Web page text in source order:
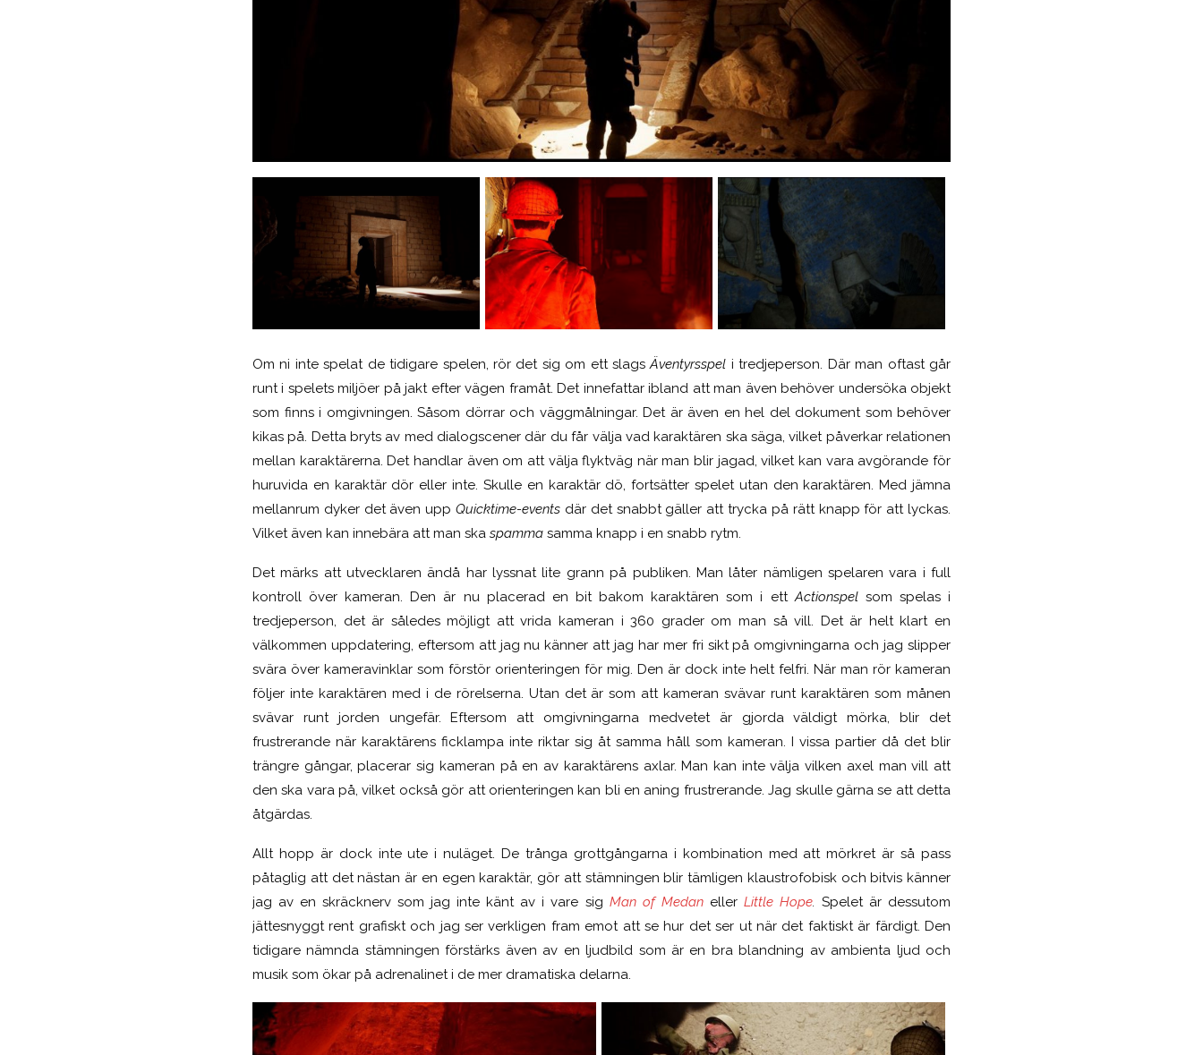
Om ni inte spelat de tidigare spelen, rör det sig om ett slagsÄventyrsspel i tredjeperson. Där man oftast går
runt i spelets miljöer på jakt efter vägen framåt. Det innefattar ibland att man även behöver undersöka objekt
som finns i omgivningen. Såsom dörrar och väggmålningar. Det är även en hel del dokument som behöver
kikas på. Detta bryts av med dialogscener där du får välja vad karaktären ska säga, vilket påverkar relationen
mellan karaktärerna. Det handlar även om att välja flyktväg när man blir jagad, vilket kan vara avgörande för
huruvida en karaktär dör eller inte. Skulle en karaktär dö, fortsätter spelet utan den karaktären. Med jämna
mellanrum dyker det även uppQuicktime-events där det snabbt gäller att trycka på rätt knapp för att lyckas.
Vilket även kan innebära att man ska spamma samma knapp i en snabb rytm.
Det märks att utvecklaren ändå har lyssnat lite grann på publiken. Man låter nämligen spelaren vara i full
kontroll över kameran. Den är nu placerad en bit bakom karaktären som i ettActionspel som spelas i
tredjeperson, det är således möjligt att vrida kameran i 360 grader om man så vill. Det är helt klart en
välkommen uppdatering, eftersom att jag nu känner att jag har mer fri sikt på omgivningarna och jag slipper
svära över kameravinklar som förstör orienteringen för mig. Den är dock inte helt felfri. När man rör kameran
följer inte karaktären med i de rörelserna. Utan det är som att kameran svävar runt karaktären som månen
svävar runt jorden ungefär. Eftersom att omgivningarna medvetet är gjorda väldigt mörka, blir det
frustrerande när karaktärens ficklampa inte riktar sig åt samma håll som kameran. I vissa partier då det blir
trängre gångar, placerar sig kameran på en av karaktärens axlar. Man kan inte välja vilken axel man vill att
den ska vara på, vilket också gör att orienteringen kan bli en aning frustrerande. Jag skulle gärna se att detta
åtgärdas.
Allt hopp är dock inte ute i nuläget. De trånga grottgångarna i kombination med att mörkret är så pass
påtaglig att det nästan är en egen karaktär, gör att stämningen blir tämligen klaustrofobisk och bitvis känner
jag av en skräcknerv som jag inte känt av i vare sig Man of Medan eller Little Hope. Spelet är dessutom
jättesnyggt rent grafiskt och jag ser verkligen fram emot att se hur det ser ut när det faktiskt är färdigt. Den
tidigare nämnda stämningen förstärks även av en ljudbild som är en bra blandning av ambienta ljud och
musik som ökar på adrenalinet i de mer dramatiska delarna.